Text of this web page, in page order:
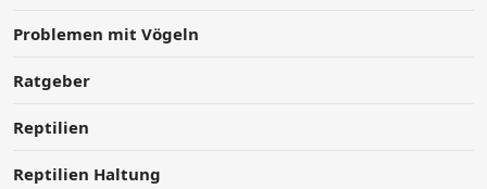
Problemen mit Vögeln
Ratgeber
Reptilien
Reptilien Haltung